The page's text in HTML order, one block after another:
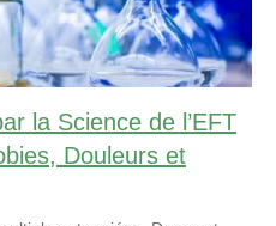
la Science de l’EFT
Douleurs et